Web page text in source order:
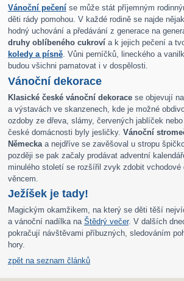
Vánoční pečeníse může stát příjemným
děti rády pomohou. V každé rodině se najde
hodný uchování a předávání z generace na
druhy oblíbeného cukrovía k jejich pečení a
koledy a písně. Vůni perníčků, lineckého a
budou všichni pamatovat i v dospělosti.
Vánoční dekorace
Klasické české vánoční dekoracese objevují
a výstavách ve skanzenech, kde je možné
ozdoby ze dřeva, slámy, červených jablíček
české domácnosti byly jesličky. Vánoční
Německaa nejdříve se zavěšoval u stropu
později se pak začaly prodávat adventní
minulého století se rozšířil zvyk zdobit vchodové
věncem.
Ježíšek je tady!
Magickým okamžikem, na který se děti těší
a vánoční nadílka na Štědrý večer. V dalších
pokračují návštěvami příbuzných, sledováním
hory.
zpět na seznam článků